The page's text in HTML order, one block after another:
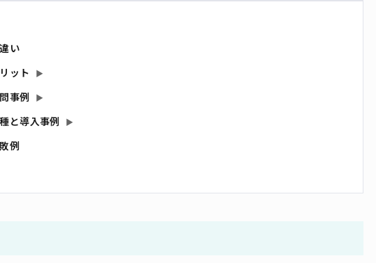
い
ット ▶
事例 ▶
と導入事例 ▶
例